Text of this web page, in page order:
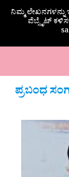
ನಿಮ್ಮ
ವೆಬ್ಸೈಟ್
ಪ್ರಬಂಧ